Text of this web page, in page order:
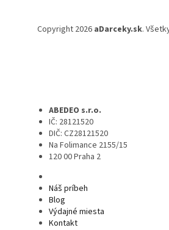
Copyright 2026 aDarceky.sk.
ABEDEO s.r.o.
IČ: 28121520
DIČ: CZ28121520
Na Folimance 2155/15
120 00 Praha 2
Náš príbeh
Blog
Výdajné miesta
Kontakt